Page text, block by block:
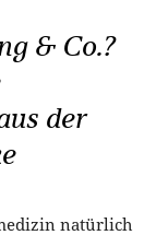
& Co.?
der
natürlich